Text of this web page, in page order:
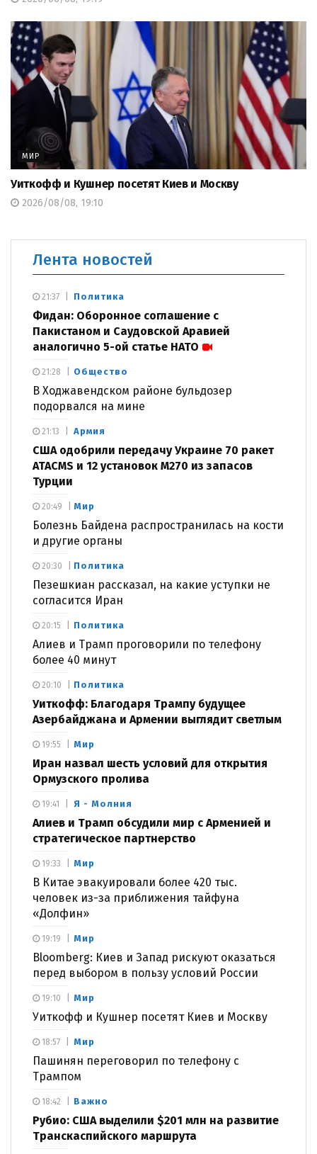
МИР
Уиткофф и Кушнер посетят Киев и Москву
2026/08/08, 19:10
Лента новостей
Политика
Фидан: Оборонное соглашение с
Пакистаном и Саудовской Аравией
аналогично 5-ой статье НАТО
21:37
Общество
В Ходжавендском районе бульдозер
подорвался на мине
21:28
Армия
США одобрили передачу Украине 70 ракет
ATACMS и 12 установок M270 из запасов
Турции
21:13
Мир
Болезнь Байдена распространилась на кости
и другие органы
20:49
Политика
Пезешкиан рассказал, на какие уступки не
согласится Иран
20:30
Политика
Алиев и Трамп проговорили по телефону
более 40 минут
20:15
Политика
Уиткофф: Благодаря Трампу будущее
Азербайджана и Армении выглядит светлым
20:10
Мир
Иран назвал шесть условий для открытия
Ормузского пролива
19:55
Я - Молния
Алиев и Трамп обсудили мир с Арменией и
стратегическое партнерство
19:41
Мир
В Китае эвакуировали более 420 тыс.
человек из-за приближения тайфуна
«Долфин»
19:33
Мир
Bloomberg: Киев и Запад рискуют оказаться
перед выбором в пользу условий России
19:19
Мир
Уиткофф и Кушнер посетят Киев и Москву
19:10
Мир
Пашинян переговорил по телефону с
Трампом
18:57
Важно
Рубио: США выделили $201 млн на развитие
Транскаспийского маршрута
18:42